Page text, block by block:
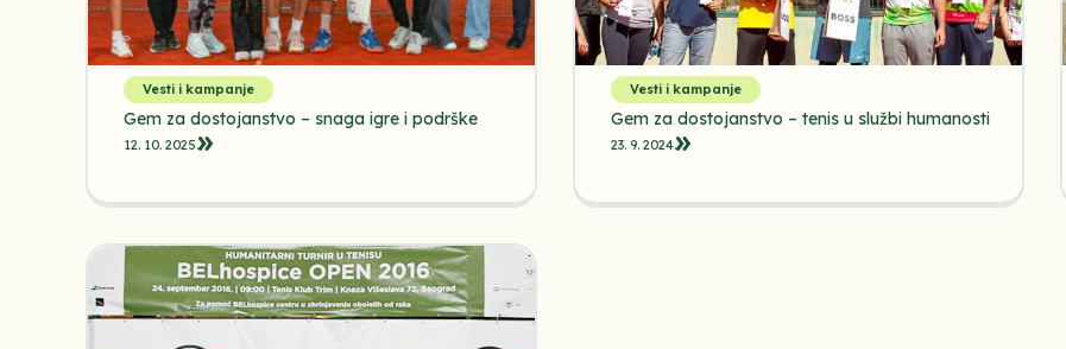
Vesti i kampanje
Gem za dostojanstvo – snaga igre i podrške
12. 10. 2025.
Vesti i kampanje
Gem za dostojanstvo – tenis u službi humanosti
23. 9. 2024.